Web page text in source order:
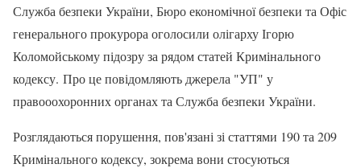
Служба безпеки України, Бюро економічної безпеки та Офіс
генерального прокурора оголосили олігарху Ігорю
Коломойському підозру за рядом статей Кримінального
кодексу. Про це повідомляють джерела "УП" у
правооохоронних органах та Служба безпеки України.
Розглядаються порушення, пов'язані зі статтями 190 та 209
Кримінального кодексу, зокрема вони стосуються